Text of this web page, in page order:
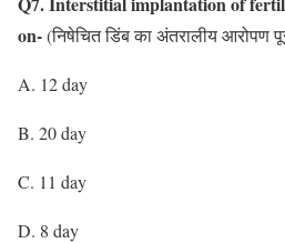
on-(निषेचित डिंब का अंतरालीय आरोपण
A. 12 day
B. 20 day
C. 11 day
D. 8 day